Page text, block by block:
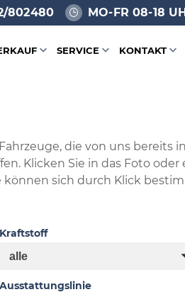
802480 MO-FR 08-18
SERVICE KONTAKT
die von uns
Klicken Sie in das Foto
können sich durch Klick
Kraftstoff
Ausstattungslinie